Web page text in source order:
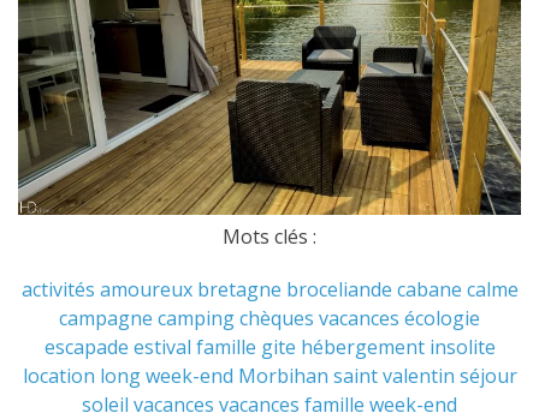
Mots clés :
activités amoureux bretagne broceliande cabane calme
campagne campingchèques vacances écologie
escapade estival famille gite hébergement insolite
location long week-end Morbihan saint valentin séjour
soleil vacances vacances famille week-end